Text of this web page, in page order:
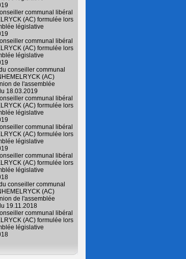
communal libéral
(AC) formulée lors
législative
communal libéral
(AC) formulée lors
législative
conseiller communal
(AC)
de l'assemblée
18.03.2019
communal libéral
(AC) formulée lors
législative
communal libéral
(AC) formulée lors
législative
communal libéral
(AC) formulée lors
législative
conseiller communal
(AC)
de l'assemblée
19.11.2018
communal libéral
(AC) formulée lors
législative